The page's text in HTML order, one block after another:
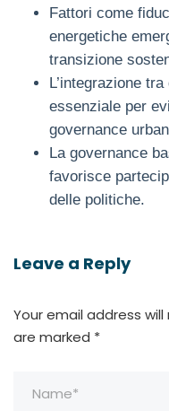
Fattori come
energetiche
transizione
L’integrazione
essenziale per
governance
La governance
favorisce
delle politiche.
Leave a Reply
Your email address
are marked *